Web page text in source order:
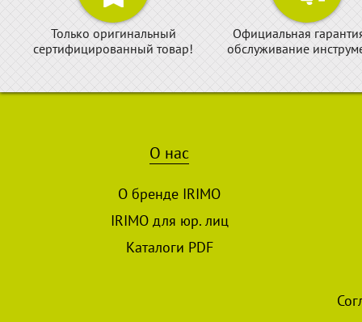
Только оригинальный
сертифицированный товар!
Официальная
обслуживание
О нас
О бренде IRIMO
IRIMO для юр. лиц
Каталоги PDF